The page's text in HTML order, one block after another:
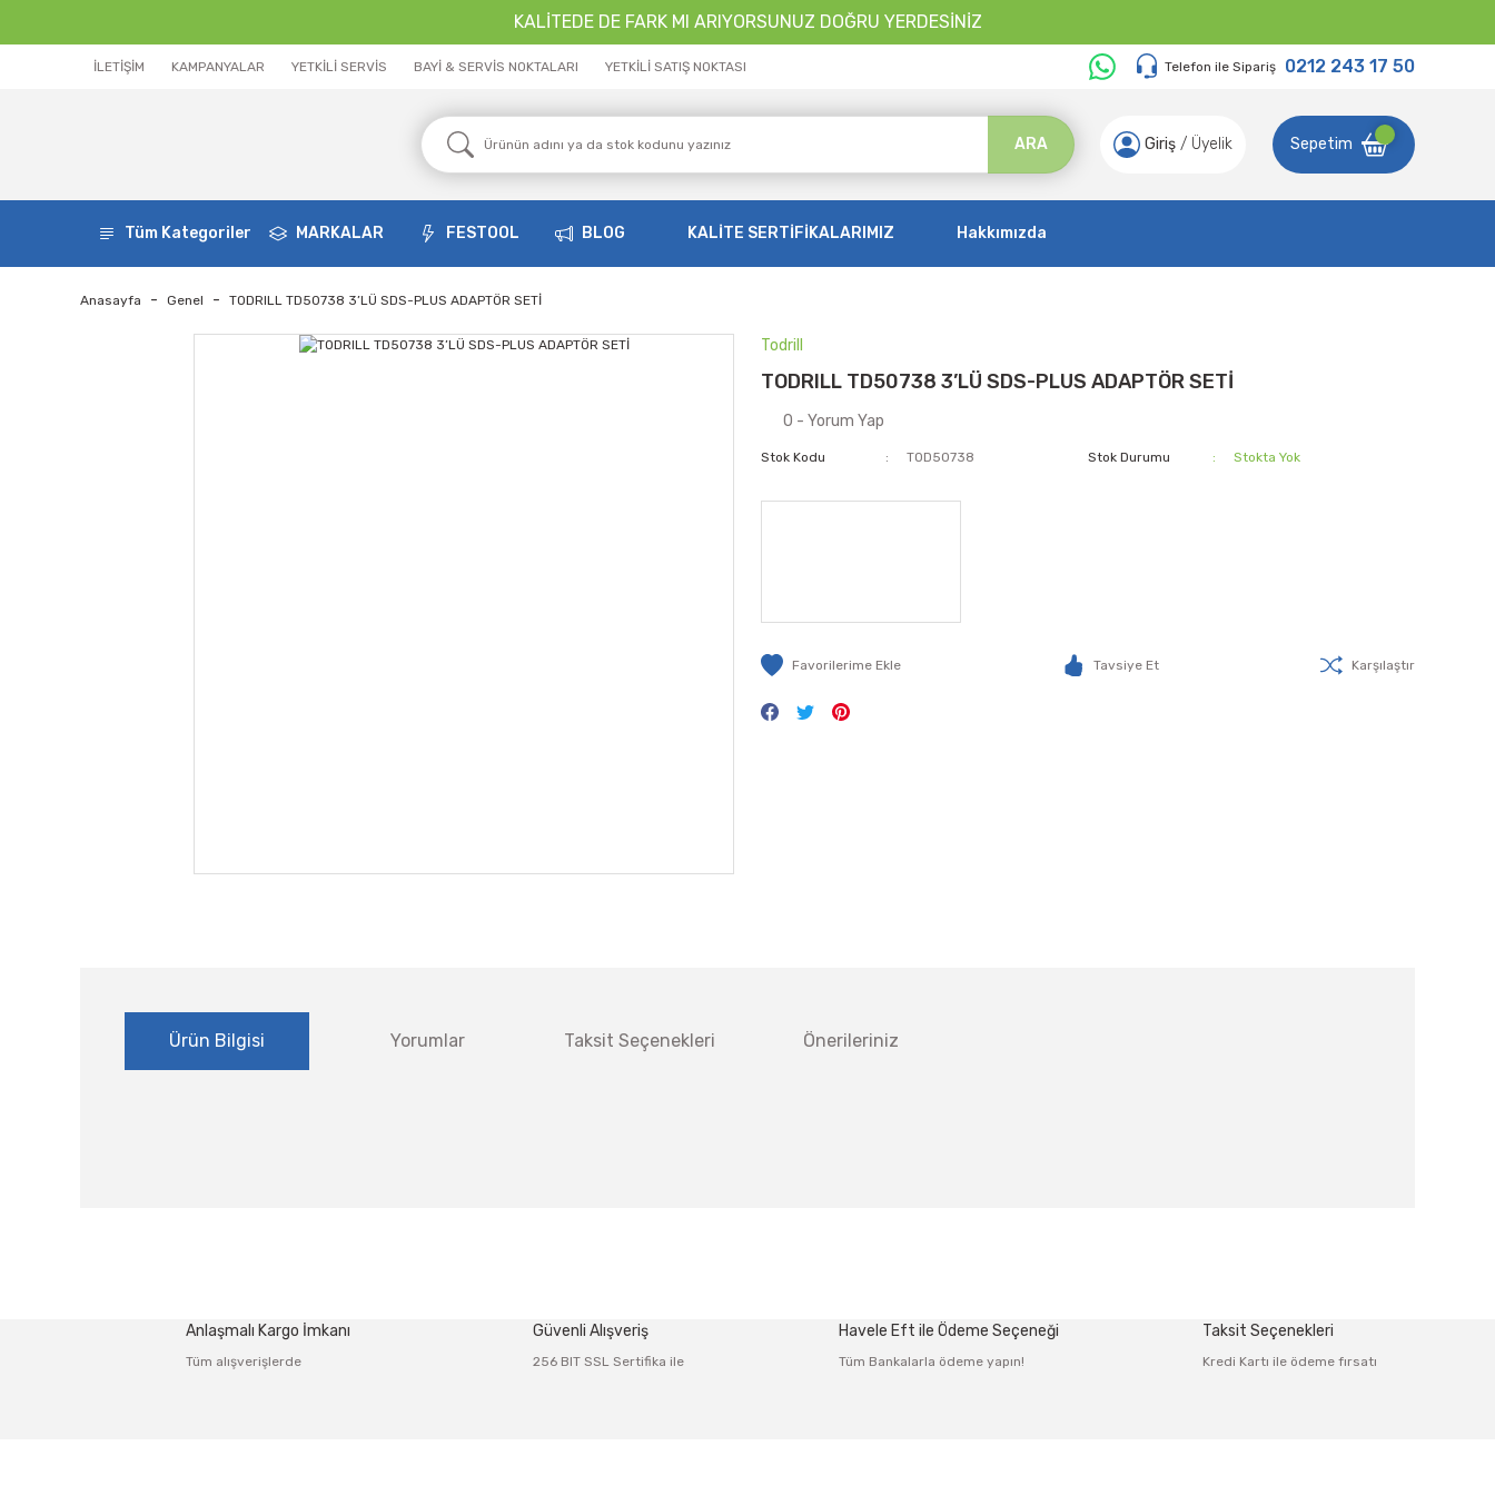
KALİTEDE DE FARK MI ARIYORSUNUZ DOĞRU YERDESİNİZ
İLETİŞİM KAMPANYALAR YETKİLİ SERVİS BAYİ & SERVİS NOKTALARI YETKİLİ SATIŞ NOKTASI Telefon ile Sipariş 0212 243 17 50
ARA Giriş / Üyelik Sepetim
Tüm Kategoriler MARKALAR FESTOOL BLOG KALİTE SERTİFİKALARIMIZ Hakkımızda
Anasayfa Genel TODRILL TD50738 3’LÜ SDS-PLUS ADAPTÖR SETİ
Todrill
TODRILL TD50738 3’LÜ SDS-PLUS ADAPTÖR SETİ
0 - Yorum Yap
Stok Kodu TOD50738 Stok Durumu Stokta Yok
Tavsiye Et Karşılaştır
Ürün Bilgisi Yorumlar Taksit Seçenekleri Önerileriniz
Anlaşmalı Kargo İmkanı
Tüm alışverişlerde
Güvenli Alışveriş
256 BIT SSL Sertifika ile
Havele Eft ile Ödeme Seçeneği
Tüm Bankalarla ödeme yapın!
Taksit Seçenekleri
Kredi Kartı ile ödeme fırsatı